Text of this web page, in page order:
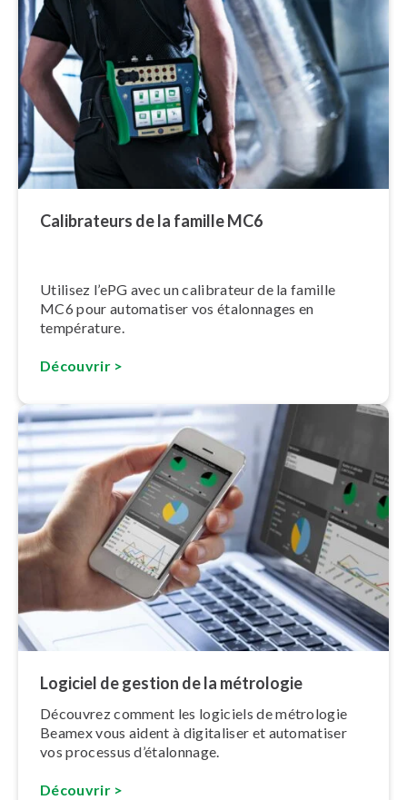
Ca­li­bra­teurs de la famille MC6
Utilisez l’ePG avec un calibrateur de la famille
MC6 pour automatiser vos étalonnages en
température.
Découvrir >
Logiciel de gestion de la métrologie
Découvrez comment les logiciels de métrologie
Beamex vous aident à digitaliser et automatiser
vos processus d’éta­lon­nage.
Découvrir >